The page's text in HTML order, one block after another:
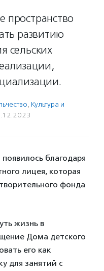
пространство
развитию
сельских
, Культура и
благодаря
лицея, которая
фонда
жизнь в
Дома детского
его как
для занятий с